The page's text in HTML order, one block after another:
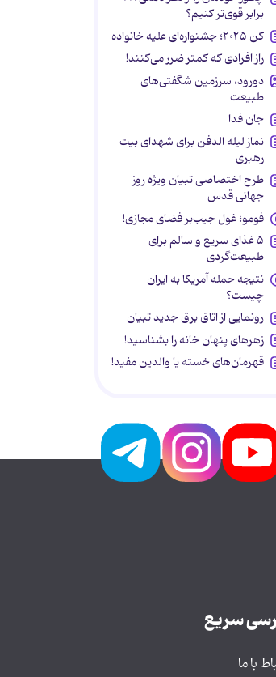
برابر قوی‌تر کنیم؟
کن ۲۰۲۵؛ جشنواره‌ای علیه خانواده
راز افرادی که کمتر ضرر می‌کنند!
دورود، سرزمین شگفتی‌های
طبیعت
جان فدا
نماز لیله الدفن برای شهدای بیت
رهبری
طرح اختصاصی تبیان ویژه روز
جهانی قدس
فومو؛ غول جیب‌بر فضای مجازی!
۵ غذای سریع و سالم برای
طبیعت‌گردی
نتیجه حمله آمریکا به ایران
چیست؟
رونمایی از اتاق برق جدید تبیان
زهرهای پنهان خانه را بشناسید!
قهرمان‌های خسته یا والدین مفید!
سریع
با ما